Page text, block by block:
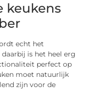
keukens
echt het
is het heel erg
perfect op
moet natuurlijk
zijn voor de